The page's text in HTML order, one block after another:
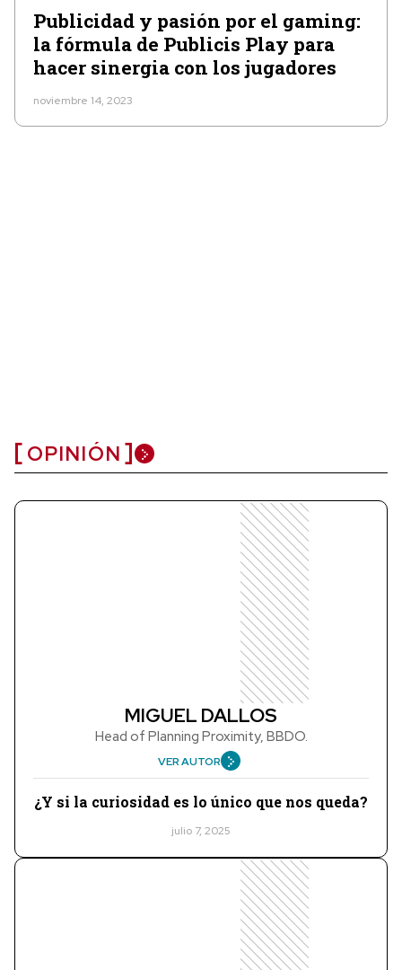
Publicidad y pasión por el gaming:
la fórmula de Publicis Play para
hacer sinergia con los jugadores
noviembre 14, 2023
OPINIÓN
MIGUEL DALLOS
Head of Planning Proximity, BBDO.
VER AUTOR
¿Y si la curiosidad es lo único que nos queda?
julio 7, 2025